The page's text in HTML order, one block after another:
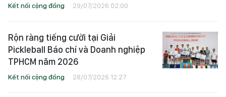
Kết nối cộng đồng 29/07/2026 02:00
Rộn ràng tiếng cười tại Giải
Pickleball Báo chí và Doanh nghiệp
TPHCM năm 2026
Kết nối cộng đồng 28/07/2026 12:27